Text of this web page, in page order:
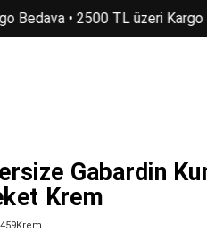
• 2500 TL üzeri
Gabardin
Krem